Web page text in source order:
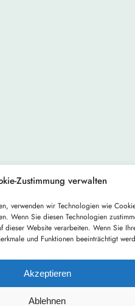
Zustimmung verwalten
verwenden wir Technologien wie
Wenn Sie diesen Technologien
dieser Website verarbeiten. Wenn Sie
und Funktionen beeinträchtigt
Akzeptieren
Ablehnen